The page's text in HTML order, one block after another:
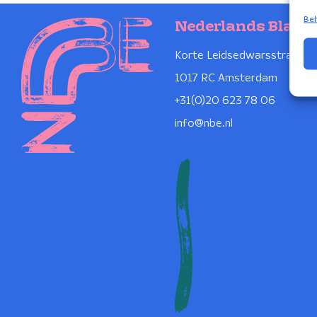
Nederlands
Korte Leidsedwarsstraat 12
1017 RC Amsterdam
+31(0)20 623 78 06
info@nbe.nl